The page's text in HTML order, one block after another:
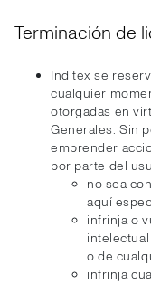
Terminación de
Inditex se
cualquier
otorgadas en
Generales. Sin
emprender
por parte del
no sea
aquí
infrinja o
o de
infrinja